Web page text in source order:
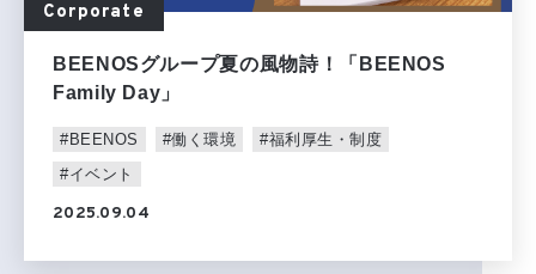
Corporate
BEENOSグループ夏の風物詩！「BEENOS
Family Day」
#BEENOS #働く環境
#福利厚生・制度
#イベント
2025.09.04